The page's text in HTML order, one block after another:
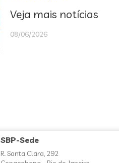
Veja mais notícias
08/06/2026
SBP-Sede
R. Santa Clara, 292